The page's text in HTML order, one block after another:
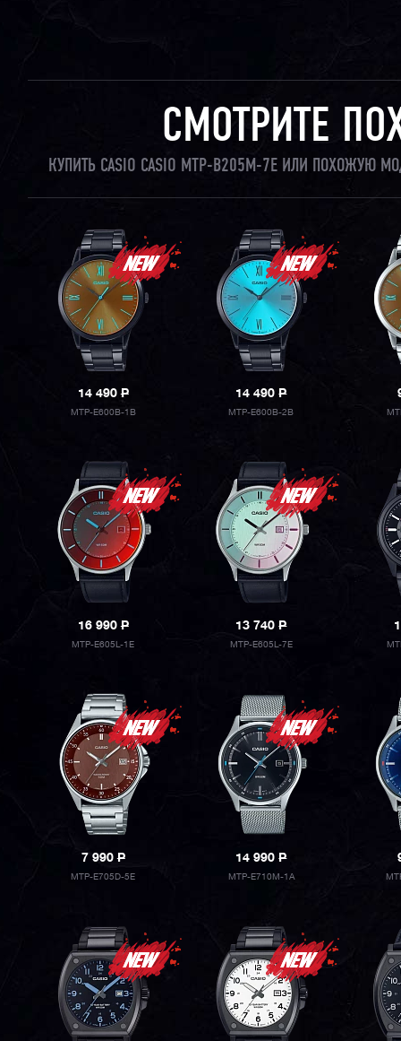
СМОТРИТЕ
КУПИТЬ CASIO CASIO MTP-B205M-7E ИЛИ ПОХОЖУЮ
14 490P
MTP-E600B-1B
14 490P
MTP-E600B-2B
16 990P
MTP-E605L-1E
13 740P
MTP-E605L-7E
7 990P
MTP-E705D-5E
14 990P
MTP-E710M-1A